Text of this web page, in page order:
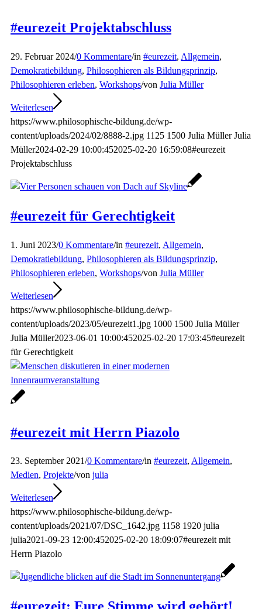
#eurezeit Projektabschluss
29. Februar 2024/0 Kommentare/in #eurezeit, Allgemein,
Demokratiebildung, Philosophieren als Bildungsprinzip,
Philosophieren erleben, Workshops/von Julia Müller
Weiterlesen
https://www.philosophische-bildung.de/wp-
content/uploads/2024/02/8888-2.jpg 1125 1500 Julia Müller Julia
Müller2024-02-29 10:00:452025-02-20 16:59:08#eurezeit
Projektabschluss
#eurezeit für Gerechtigkeit
1. Juni 2023/0 Kommentare/in #eurezeit, Allgemein,
Demokratiebildung, Philosophieren als Bildungsprinzip,
Philosophieren erleben, Workshops/von Julia Müller
Weiterlesen
https://www.philosophische-bildung.de/wp-
content/uploads/2023/05/eurezeit1.jpg 1000 1500 Julia Müller
Julia Müller2023-06-01 10:00:452025-02-20 17:03:45#eurezeit
für Gerechtigkeit
#eurezeit mit Herrn Piazolo
23. September 2021/0 Kommentare/in #eurezeit, Allgemein,
Medien, Projekte/von julia
Weiterlesen
https://www.philosophische-bildung.de/wp-
content/uploads/2021/07/DSC_1642.jpg 1158 1920 julia
julia2021-09-23 12:00:452025-02-20 18:09:07#eurezeit mit
Herrn Piazolo